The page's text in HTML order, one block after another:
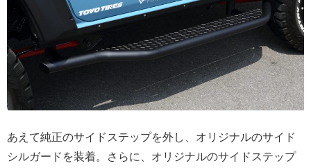
あえて純正のサイドステップを外し、オリジナルのサイド
シルガードを装着。さらに、オリジナルのサイドステップ